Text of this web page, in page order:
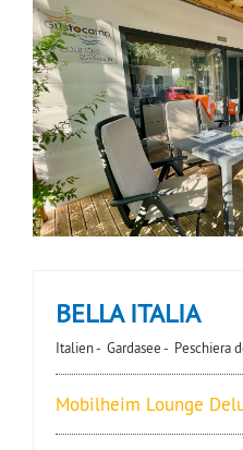
BELLA ITALIA
Italien - Gardasee - Peschiera
Mobilheim Lounge